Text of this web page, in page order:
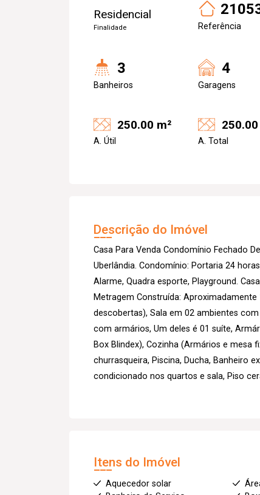
Residencial
Finalidade Referência
3
Banheiros
4
Garagens
250.00 m²
A. Útil
250.00
A. Total
Descrição do Imóvel
Casa Para Venda Condomínio Fechado
Uberlândia. Condomínio: Portaria 24
Alarme, Quadra esporte, Playground.
Metragem Construída:
descobertas), Sala em 02 ambientes
com armários, Um deles é 01 suíte,
Box Blindex), Cozinha (Armários e mesa
churrasqueira, Piscina, Ducha, Banheiro
condicionado nos quartos e sala, Piso
Itens do Imóvel
Aquecedor solar